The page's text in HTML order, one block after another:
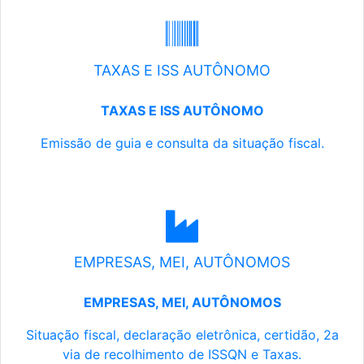
TAXAS E ISS AUTÔNOMO
TAXAS E ISS AUTÔNOMO
Emissão de guia e consulta da situação fiscal.
EMPRESAS, MEI, AUTÔNOMOS
EMPRESAS, MEI, AUTÔNOMOS
Situação fiscal, declaração eletrônica, certidão, 2a
via de recolhimento de ISSQN e Taxas.